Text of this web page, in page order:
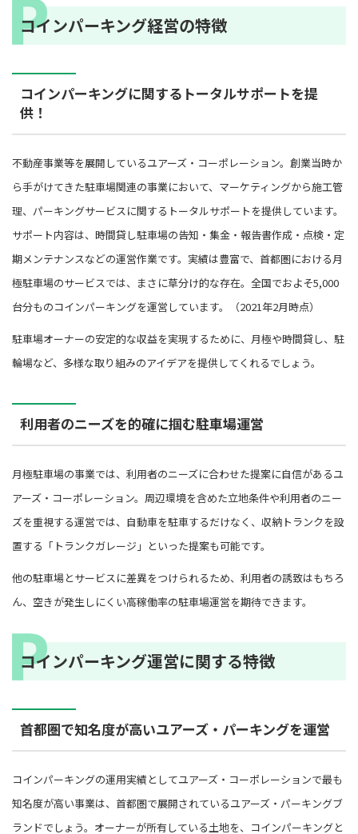
コインパーキング経営の特徴
コインパーキングに関するトータルサポートを提
供！
不動産事業等を展開しているユアーズ・コーポレーション。創業当時か
ら手がけてきた駐車場関連の事業において、マーケティングから施工管
理、パーキングサービスに関するトータルサポートを提供しています。
サポート内容は、時間貸し駐車場の告知・集金・報告書作成・点検・定
期メンテナンスなどの運営作業です。実績は豊富で、首都圏における月
極駐車場のサービスでは、まさに草分け的な存在。全国でおよそ5,000
台分ものコインパーキングを運営しています。（2021年2月時点）
駐車場オーナーの安定的な収益を実現するために、月極や時間貸し、駐
輪場など、多様な取り組みのアイデアを提供してくれるでしょう。
利用者のニーズを的確に掴む駐車場運営
月極駐車場の事業では、利用者のニーズに合わせた提案に自信があるユ
アーズ・コーポレーション。周辺環境を含めた立地条件や利用者のニー
ズを重視する運営では、自動車を駐車するだけなく、収納トランクを設
置する「トランクガレージ」といった提案も可能です。
他の駐車場とサービスに差異をつけられるため、利用者の誘致はもちろ
ん、空きが発生しにくい高稼働率の駐車場運営を期待できます。
コインパーキング運営に関する特徴
首都圏で知名度が高いユアーズ・パーキングを運営
コインパーキングの運用実績としてユアーズ・コーポレーションで最も
知名度が高い事業は、首都圏で展開されているユアーズ・パーキングブ
ランドでしょう。オーナーが所有している土地を、コインパーキングと